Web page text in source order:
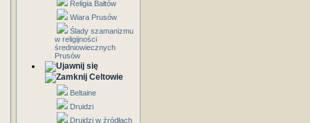
Religia Bałtów
Wiara Prusów
Ślady szamanizmu
w religijności
średniowiecznych
Prusów
Celtowie
Beltaine
Druidzi
Druidzi w źródłach